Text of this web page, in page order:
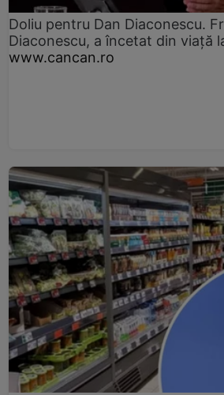
Doliu pentru Dan Diaconescu.
Diaconescu, a încetat din viață
www.cancan.ro